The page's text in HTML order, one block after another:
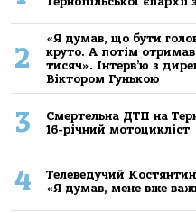
2
«Я думав, що бути
круто. А потім
тисяч». Інтерв’ю з
Віктором Гунькою
3
Смертельнa ДТП нa
16-річний мoтoцикліст
4
Телеведучий
«Я думав, мене вже